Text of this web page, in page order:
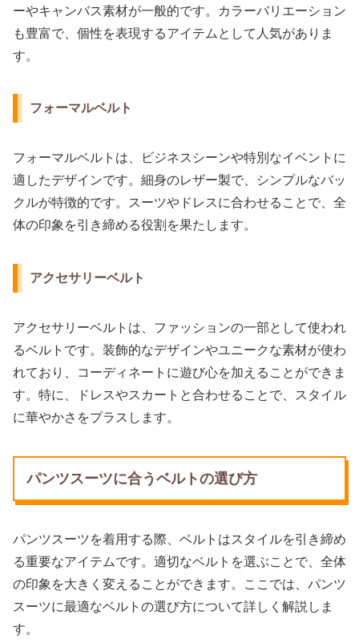
ーやキャンバス素材が一般的です。カラーバリエーション
も豊富で、個性を表現するアイテムとして人気がありま
す。
フォーマルベルト
フォーマルベルトは、ビジネスシーンや特別なイベントに
適したデザインです。細身のレザー製で、シンプルなバッ
クルが特徴的です。スーツやドレスに合わせることで、全
体の印象を引き締める役割を果たします。
アクセサリーベルト
アクセサリーベルトは、ファッションの一部として使われ
るベルトです。装飾的なデザインやユニークな素材が使わ
れており、コーディネートに遊び心を加えることができま
す。特に、ドレスやスカートと合わせることで、スタイル
に華やかさをプラスします。
パンツスーツに合うベルトの選び方
パンツスーツを着用する際、ベルトはスタイルを引き締め
る重要なアイテムです。適切なベルトを選ぶことで、全体
の印象を大きく変えることができます。ここでは、パンツ
スーツに最適なベルトの選び方について詳しく解説しま
す。